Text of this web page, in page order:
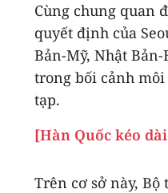
Cùng chung quan
quyết định của
Bản-Mỹ, Nhật
trong bối cảnh
tạp.
[Hàn Quốc kéo
Trên cơ sở này,